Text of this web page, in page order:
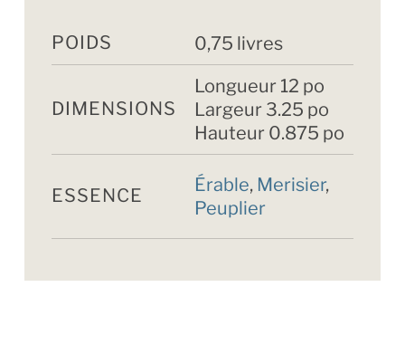
POIDS 0,75 livres
DIMENSIONS
Longueur 12 po
Largeur 3.25 po
Hauteur 0.875 po
ESSENCE Érable, Merisier,
Peuplier